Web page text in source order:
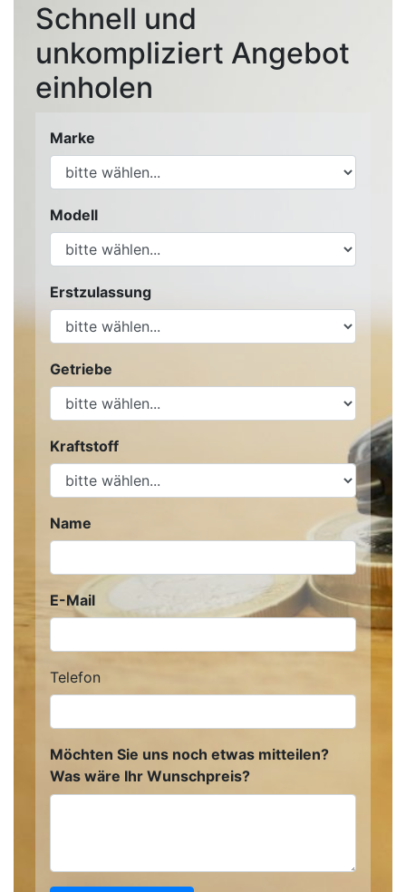
Schnell und
unkompliziert Angebot
einholen
Marke
Modell
Erstzulassung
Getriebe
Kraftstoff
Name
E-Mail
Telefon
Möchten Sie uns noch etwas mitteilen?
Was wäre Ihr Wunschpreis?